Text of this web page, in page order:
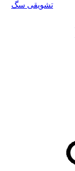
تشویقی سگ